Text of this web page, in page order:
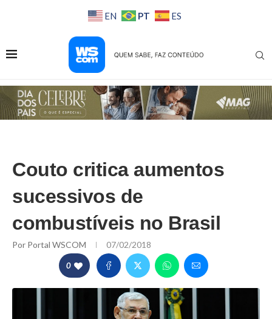
EN PT ES
Couto critica aumentos
sucessivos de
combustíveis no Brasil
Por Portal WSCOM 07/02/2018
0